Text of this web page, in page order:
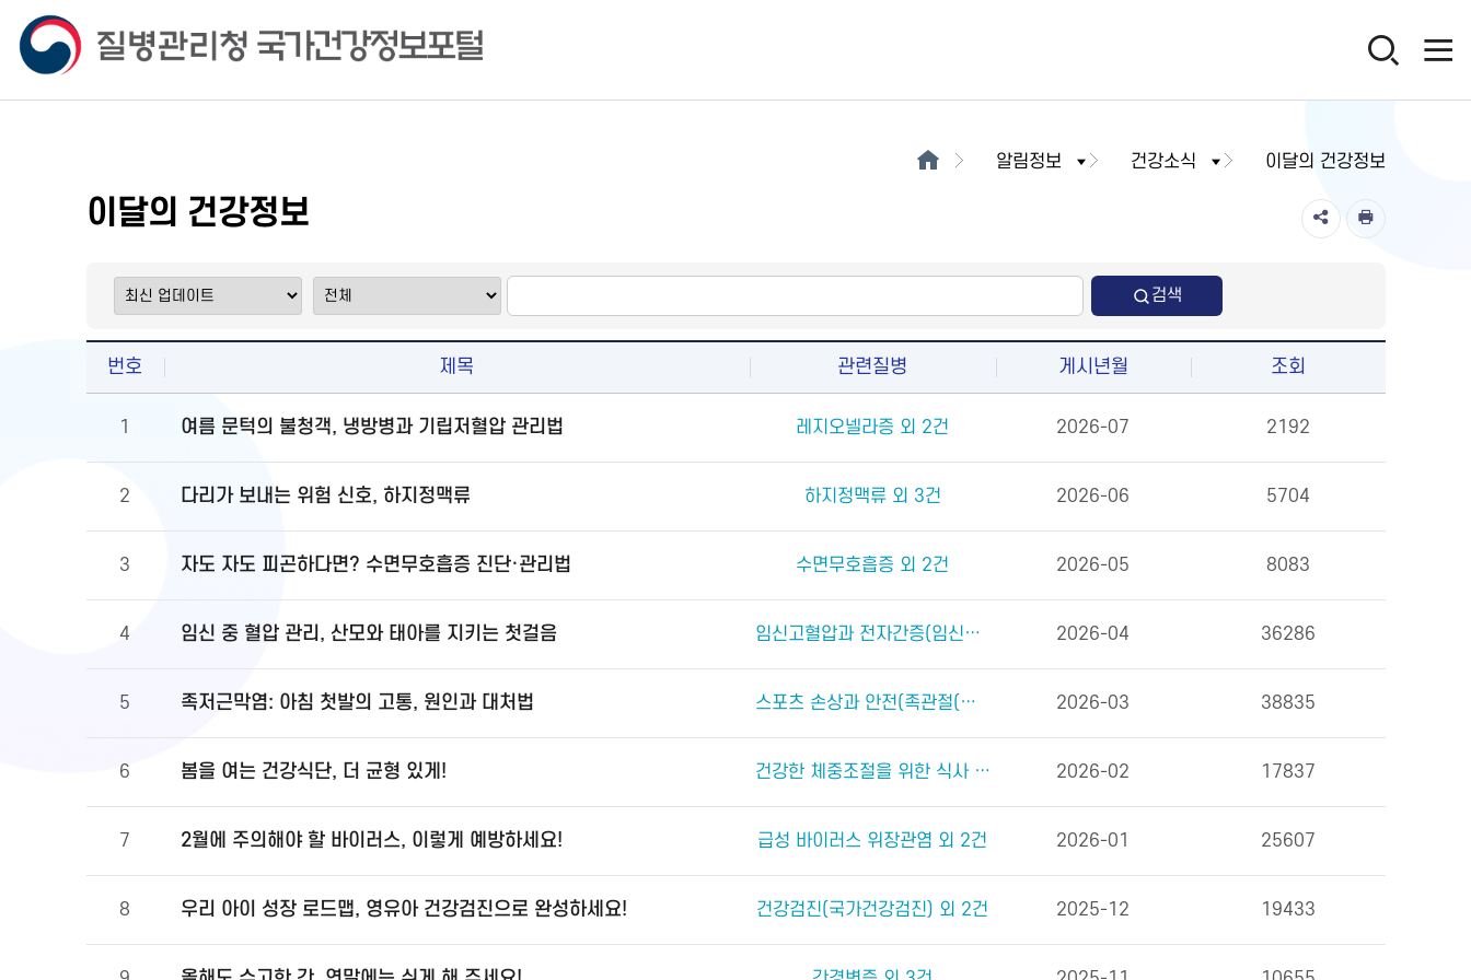
알림정보 건강소식 이달의 건강정보
이달의 건강정보
검색
번호 제목 관련질병 게시년월 조회
1 여름 문턱의 불청객, 냉방병과 기립저혈압 관리법 레지오넬라증 외 2건 2026-07 2192
2 다리가 보내는 위험 신호, 하지정맥류 하지정맥류 외 3건 2026-06 5704
3 자도 자도 피곤하다면? 수면무호흡증 진단·관리법 수면무호흡증 외 2건 2026-05 8083
4 임신 중 혈압 관리, 산모와 태아를 지키는 첫걸음 임신고혈압과 전자간증(임신중독증) 외 4건 2026-04 36286
5 족저근막염: 아침 첫발의 고통, 원인과 대처법 스포츠 손상과 안전(족관절(발목 관절) 손상) 외 2건 2026-03 38835
6 봄을 여는 건강식단, 더 균형 있게! 건강한 체중조절을 위한 식사 외 6건 2026-02 17837
7 2월에 주의해야 할 바이러스, 이렇게 예방하세요! 급성 바이러스 위장관염 외 2건 2026-01 25607
8 우리 아이 성장 로드맵, 영유아 건강검진으로 완성하세요! 건강검진(국가건강검진) 외 2건 2025-12 19433